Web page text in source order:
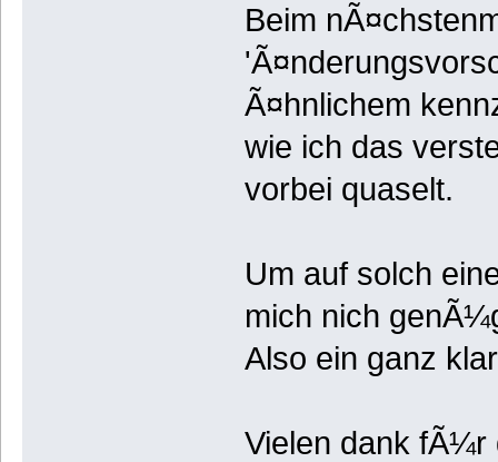
Beim
Ã¤hnlichem
wie ich das
vorbei quaselt.
Um auf solch
mich nich
Also ein ganz
Vielen dank fÃ¼r